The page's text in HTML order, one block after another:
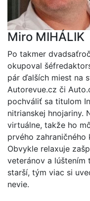
Miro MIHÁLIK
Po takmer
okupoval
pár ďalších miest na
Autorevue.cz či
pochváliť sa titulom
nitrianskej hnojariny.
virtuálne, takže ho
prvého zahraničného
Obvykle relaxuje
veteránov a lúštením
starší, tým viac si
nevie.